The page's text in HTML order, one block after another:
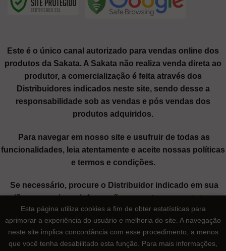
Este é o único canal autorizado para vendas online dos
produtos da Sakata. A Sakata não realiza venda direta ao
produtor, a comercialização é feita através dos
Distribuidores indicados neste site, sendo desse a
responsabilidade sob as vendas e pós vendas dos
produtos adquiridos.
Para navegar em nosso site e usufruir de todas as
funcionalidades, leia atentamente e aceite nossas políticas
e termos e condições.
Se necessário, procure o Distribuidor indicado em sua
região para maiores informações ou entre em contato com
nosso SAC através dos canais de atendimento.
Sakata Seed Sudamerica Ltda | CNPJ: 62.196.167/0003-99 |
Esta página utiliza cookies a fim de obter estatísticas para
aprimorar a experiência do usuário e melhoria do site. A navegação
neste site implica concordância com esse procedimento, a menos
que você tenha desabilitado esta função. Para mais informações,